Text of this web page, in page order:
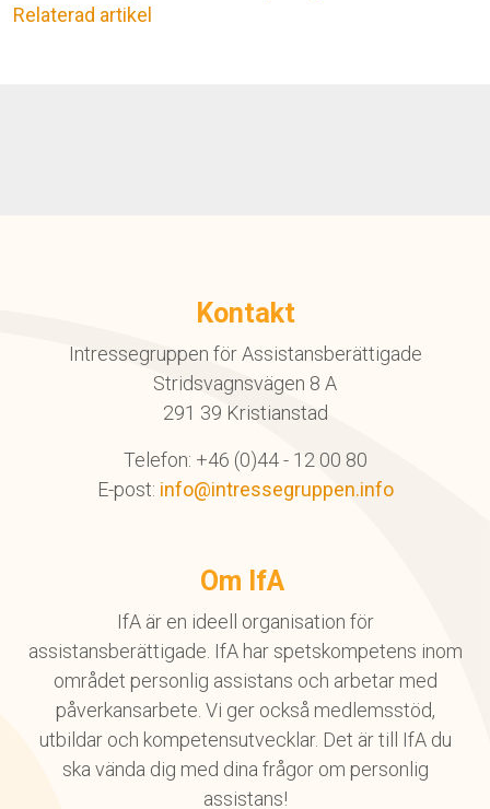
Relaterad artikel
Kontakt
Intressegruppen för Assistansberättigade
Stridsvagnsvägen 8 A
291 39 Kristianstad
Telefon: +46 (0)44 - 12 00 80
E-post: info@intressegruppen.info
Om IfA
IfA är en ideell organisation för
assistansberättigade. IfA har spetskompetens inom
området personlig assistans och arbetar med
påverkansarbete. Vi ger också medlemsstöd,
utbildar och kompetensutvecklar. Det är till IfA du
ska vända dig med dina frågor om personlig
assistans!